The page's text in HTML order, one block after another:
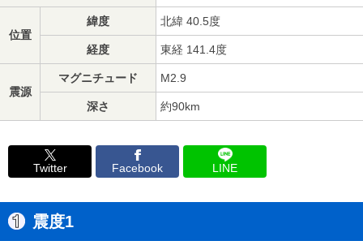
位置
緯度 北緯 40.5度
経度 東経 141.4度
震源
マグニチュード M2.9
深さ 約90km
Twitter Facebook LINE
震度1